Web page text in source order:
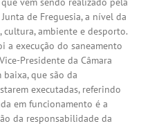
de Freguesia, a nível da
cultura, ambiente e desporto.
a execução do saneamento
Presidente da Câmara
que são da
executadas, referindo
em funcionamento é a
da responsabilidade da